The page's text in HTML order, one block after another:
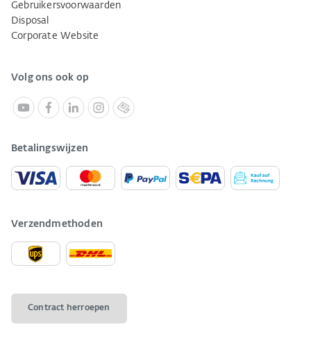
Gebruikersvoorwaarden
Disposal
Corporate Website
Volg ons ook op
Betalingswijzen
Verzendmethoden
Contract herroepen